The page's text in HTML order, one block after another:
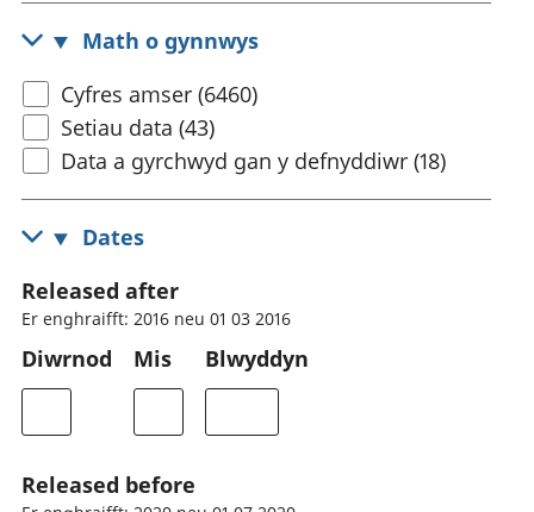
Math o gynnwys
Cyfres amser (6460)
Setiau data (43)
Data a gyrchwyd gan y defnyddiwr (18)
Dates
Released after
Er enghraifft: 2016 neu 01 03 2016
Diwrnod Mis Blwyddyn
Released before